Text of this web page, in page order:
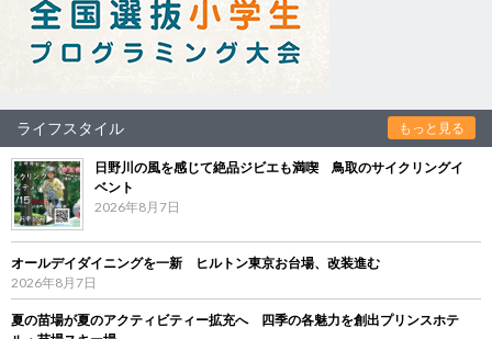
ライフスタイル もっと見る
日野川の風を感じて絶品ジビエも満喫 鳥取のサイクリングイ
ベント
2026年8月7日
オールデイダイニングを一新 ヒルトン東京お台場、改装進む
2026年8月7日
夏の苗場が夏のアクティビティー拡充へ 四季の各魅力を創出プリンスホテ